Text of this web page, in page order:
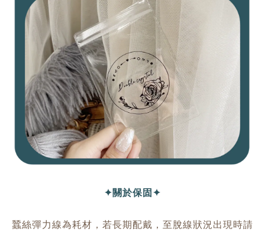
✦關於保固✦
蠶絲彈力線為耗材，若長期配戴，至脫線狀況出現時請